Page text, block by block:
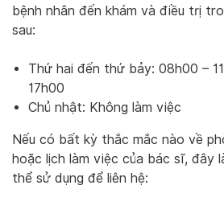
bệnh nhân đến khám và điều trị
sau:
Thứ hai đến thứ bảy: 08h00 –
17h00
Chủ nhật: Không làm việc
Nếu có bất kỳ thắc mắc nào về
hoặc lịch làm việc của bác sĩ, đây
thể sử dụng để liên hệ: